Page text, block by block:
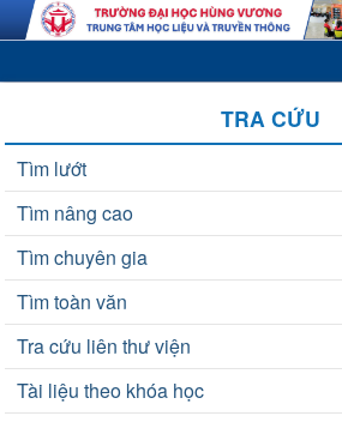
TRA CỨU
Tìm lướt
Tìm nâng cao
Tìm chuyên gia
Tìm toàn văn
Tra cứu liên thư viện
Tài liệu theo khóa học